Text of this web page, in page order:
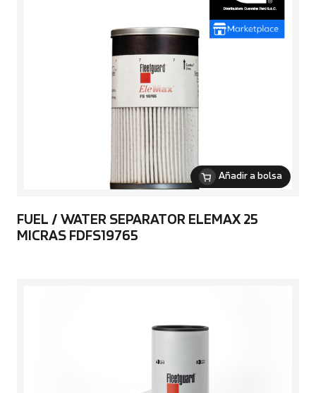
Añadir a bolsa
FUEL / WATER SEPARATOR ELEMAX 25
MICRAS FDFS19765